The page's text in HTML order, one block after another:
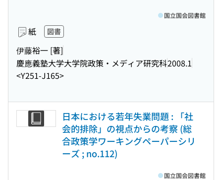
紙 図書
伊藤裕一 [著]
慶應義塾大学大学院政策・メディア研究科2008.1
<Y251-J165>
国立国会図書館
日本における若年失業問題 : 「社
会的排除」の視点からの考察 (総
合政策学ワーキングペーパーシリ
ーズ ; no.112)
国立国会図書館